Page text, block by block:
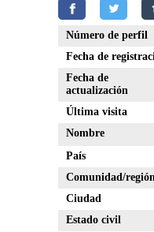
Número de perfil
Fecha de
Fecha de
actualización
Última visita
Nombre
País
Comunidad/
Ciudad
Estado civil